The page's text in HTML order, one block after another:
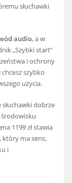
słuchawki
audio, a w
„Szybki start”
i ochrony
szybko
użycia.
słuchawki dobrze
1199 zł stawia
który ma sens,
i